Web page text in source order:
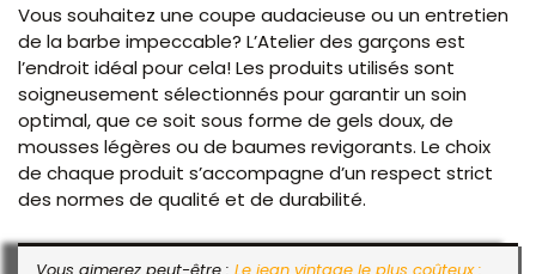
Vous souhaitez une coupe audacieuse ou un entretien
de la barbe impeccable? L’Atelier des garçons est
l’endroit idéal pour cela! Les produits utilisés sont
soigneusement sélectionnés pour garantir un soin
optimal, que ce soit sous forme de gels doux, de
mousses légères ou de baumes revigorants. Le choix
de chaque produit s’accompagne d’un respect strict
des normes de qualité et de durabilité.